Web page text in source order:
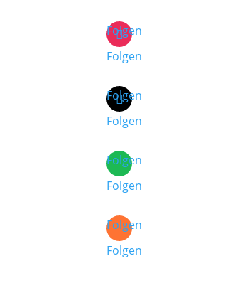
Folgen
Folgen
Folgen
Folgen
Folgen
Folgen
Folgen
Folgen